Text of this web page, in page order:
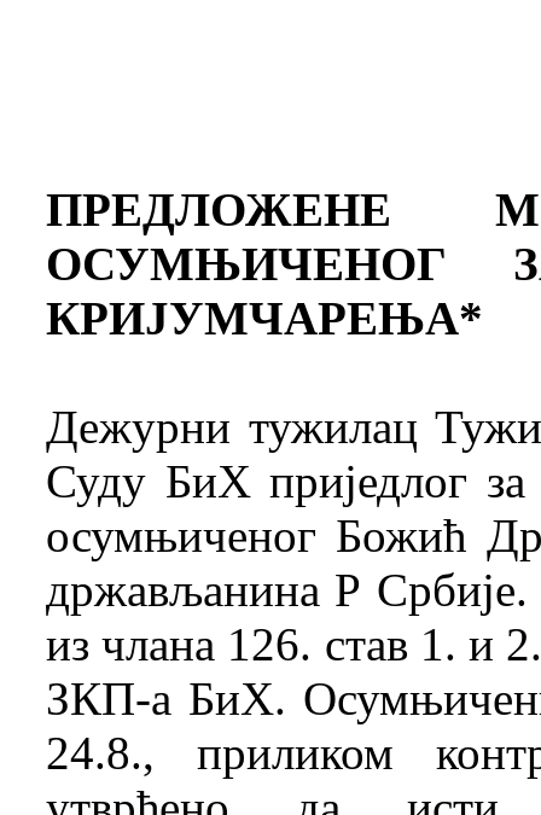
ПРЕДЛОЖЕНЕ
ОСУМЊИЧЕНОГ
КРИЈУМЧАРЕЊА*
Дежурни тужилац
Суду БиХ приједлог за
осумњиченог Божић
држављанина Р Србије.
из члана 126. став 1. и
ЗКП-а БиХ. Осумњичени
24.8., приликом